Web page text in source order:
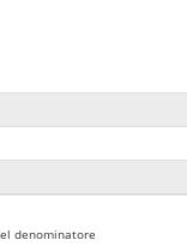
denominatore